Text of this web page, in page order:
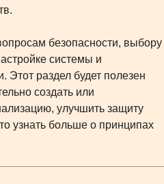
безопасности, выбору
системы и
Этот раздел будет полезен
создать или
улучшить защиту
узнать больше о принципах